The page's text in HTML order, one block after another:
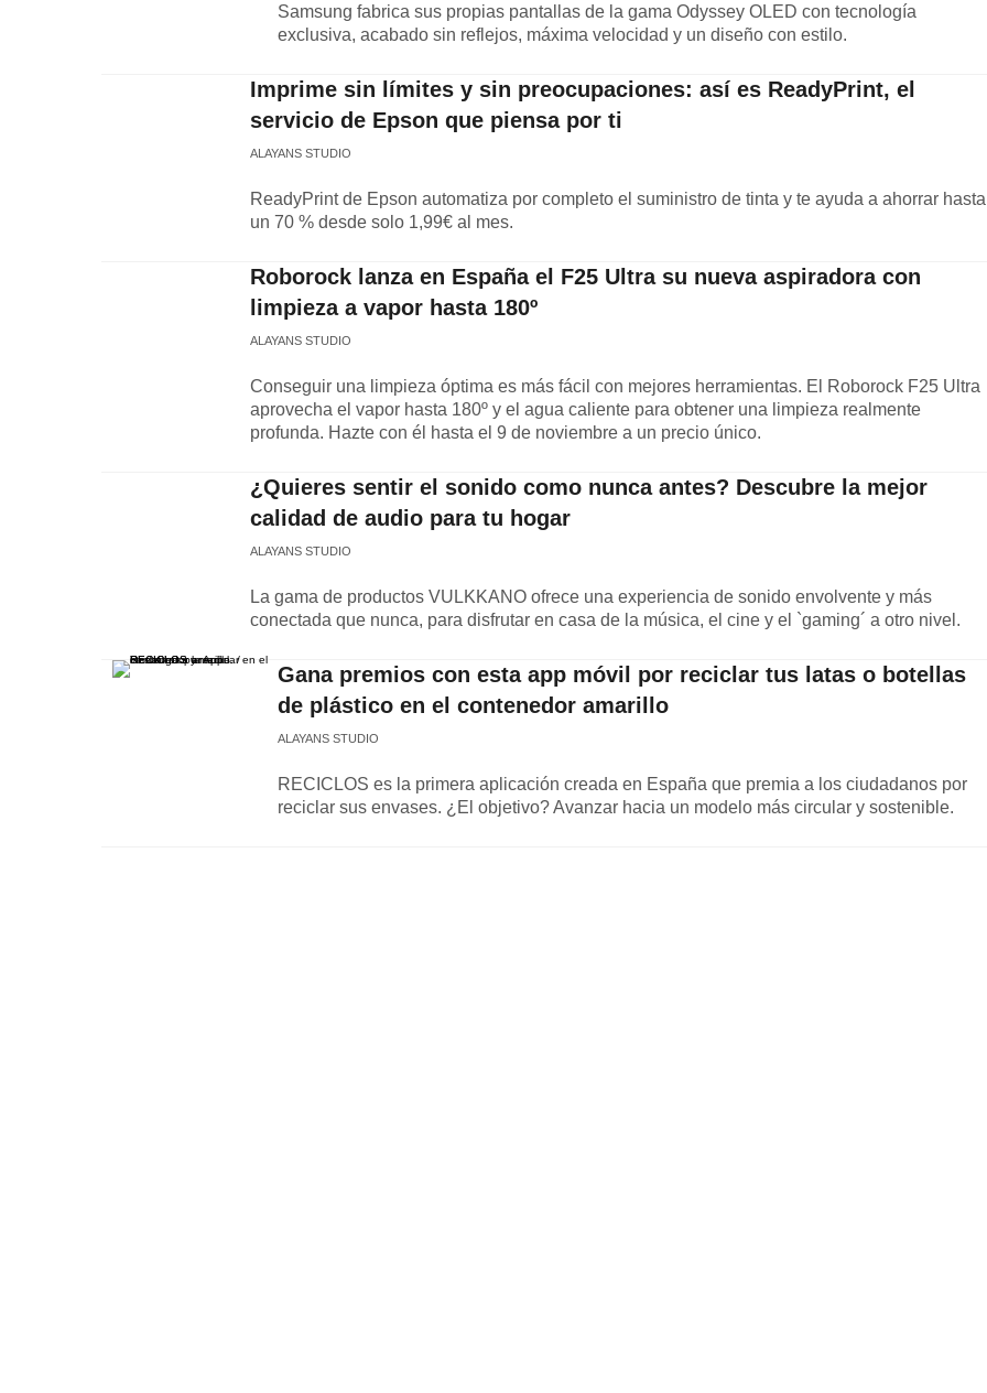
Samsung fabrica sus propias pantallas de la gama Odyssey OLED con tecnología
exclusiva, acabado sin reflejos, máxima velocidad y un diseño con estilo.
Imprime sin límites y sin preocupaciones: así es ReadyPrint, el
servicio de Epson que piensa por ti
ALAYANS STUDIO
ReadyPrint de Epson automatiza por completo el suministro de tinta y te ayuda a ahorrar hasta
un 70 % desde solo 1,99€ al mes.
Roborock lanza en España el F25 Ultra su nueva aspiradora con
limpieza a vapor hasta 180º
ALAYANS STUDIO
Conseguir una limpieza óptima es más fácil con mejores herramientas. El Roborock F25 Ultra
aprovecha el vapor hasta 180º y el agua caliente para obtener una limpieza realmente
profunda. Hazte con él hasta el 9 de noviembre a un precio único.
¿Quieres sentir el sonido como nunca antes? Descubre la mejor
calidad de audio para tu hogar
ALAYANS STUDIO
La gama de productos VULKKANO ofrece una experiencia de sonido envolvente y más
conectada que nunca, para disfrutar en casa de la música, el cine y el `gaming´ a otro nivel.
Gana premios con esta app móvil por reciclar tus latas o botellas
de plástico en el contenedor amarillo
ALAYANS STUDIO
RECICLOS es la primera aplicación creada en España que premia a los ciudadanos por
reciclar sus envases. ¿El objetivo? Avanzar hacia un modelo más circular y sostenible.